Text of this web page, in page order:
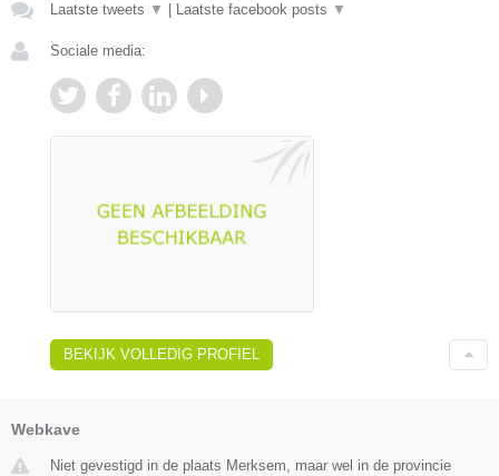
Laatste tweets ▼ Laatste facebook posts ▼
Sociale media:
BEKIJK VOLLEDIG PROFIEL
Webkave
Niet gevestigd in de plaats Merksem, maar wel in de provincie